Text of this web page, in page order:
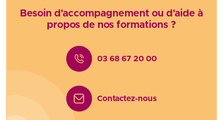
Besoin d'accompagnement ou d'aide à
propos de nos formations ?
03 68 67 20 00
Contactez-nous